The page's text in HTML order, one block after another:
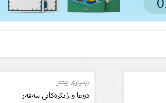
پرسیاری پێشتر
دوعا و زیکرەکانى سەفەر